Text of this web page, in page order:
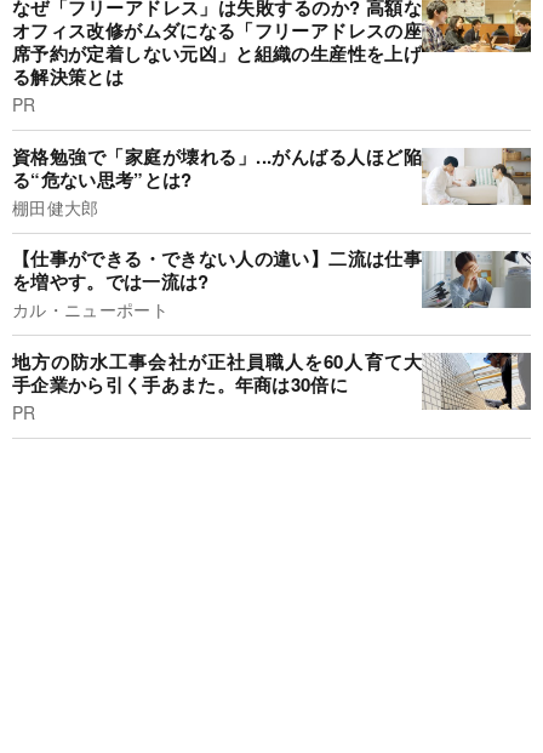
なぜ「フリーアドレス」は失敗するのか? 高額な
オフィス改修がムダになる「フリーアドレスの座
席予約が定着しない元凶」と組織の生産性を上げ
る解決策とは
PR
資格勉強で「家庭が壊れる」...がんばる人ほど陥
る“危ない思考”とは?
棚田健大郎
【仕事ができる・できない人の違い】二流は仕事
を増やす。では一流は?
カル・ニューポート
地方の防水工事会社が正社員職人を60人育て大
手企業から引く手あまた。年商は30倍に
PR